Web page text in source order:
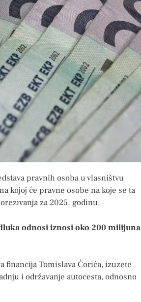
pravnih osoba u vlasništvu
kojoj će pravne osobe na koje se ta
za 2025. godinu.
odnosi iznosi oko 200 milijuna
Tomislava Ćorića, izuzete
i održavanje autocesta, odnosno